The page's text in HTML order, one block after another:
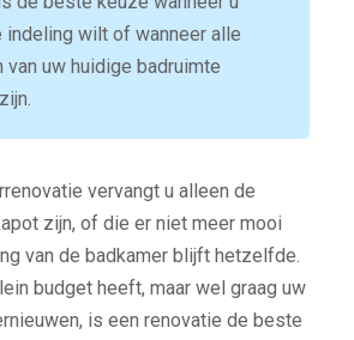
indeling wilt of wanneer alle
van uw huidige badruimte
vervangt u alleen de
zijn, of die er niet meer mooi
van de badkamer blijft hetzelfde.
budget heeft, maar wel graag uw
is een renovatie de beste